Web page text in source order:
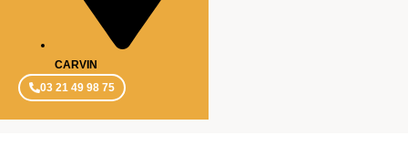
CARVIN
03 21 49 98 75